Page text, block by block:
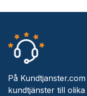
På
kundtjänster till